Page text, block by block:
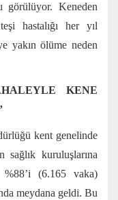
görülüyor. Keneden
hastalığı her yıl
yakın ölüme neden
KENE
kent genelinde
sağlık kuruluşlarına
%88’i (6.165 vaka)
meydana geldi. Bu